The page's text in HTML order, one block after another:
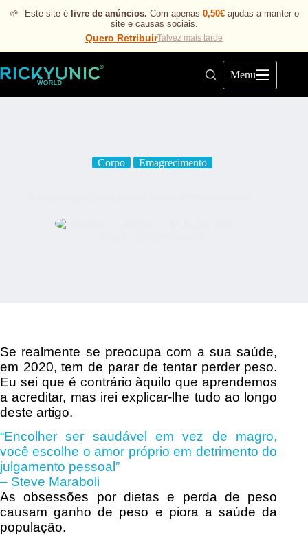
🌱 Este site é livre de anúncios. Com apenas 0,50€ajudas a manter o
site e causas sociais.
Quero RetribuirTalvez mais tarde
Menu
Corpo Emagrecimento
Se realmente se preocupa com a sua saúde,
em 2020, tem de parar de tentar perder peso.
Eu sei que é contrário àquilo que aprendemos
a acreditar, mas irei explicar-lhe tudo ao longo
deste artigo.
“Encolher ser saudável em vez de magro,
você escolhe o amor próprio em detrimento do
julgamento pessoal”
– Steve Maraboli
As obsessões por dietas e perda de peso
causam ganho de peso e piora a saúde da
população.